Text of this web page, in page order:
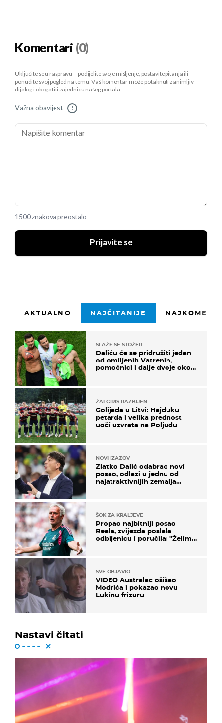
Komentari (0)
Uključite se u raspravu – podijelite svoje mišljenje, postavite pitanja ili
ponudite svoj pogled na temu. Vaš komentar može potaknuti zanimljiv
dijalog i obogatiti zajednicu našeg portala.
Važna obavijest !
1500 znakova preostalo
Prijavite se
AKTUALNO NAJČITANIJE
SLAŽE SE STOŽER
Daliću će se pridružiti jedan
od omiljenih Vatrenih,
pomoćnici i dalje dvoje oko
ŽALGIRIS RAZBIJEN
Golijada u Litvi: Hajduku
petarda i velika prednost
uoči uzvrata na Poljudu
NOVI IZAZOV
Zlatko Dalić odabrao novi
posao, odlazi u jednu od
najatraktivnijih zemalja
ŠOK ZA KRALJEVE
Propao najbitniji posao
Reala, zvijezda poslala
odbijenicu i poručila: "Želim
SVE OBJAVIO
VIDEO Australac ošišao
Modrića i pokazao novu
Lukinu frizuru
Nastavi čitati